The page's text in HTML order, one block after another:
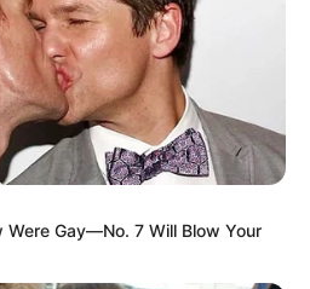
Were Gay—No. 7 Will Blow Your